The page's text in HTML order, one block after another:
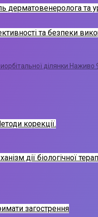
та
та безпеки
ділянки Наживо
корекції.
дії біологічної
загострення